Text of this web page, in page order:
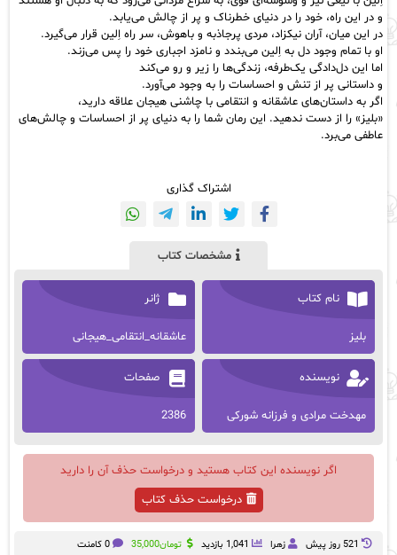
و در این راه، خود را در دنیای خطرناک و پر از چالش می‌یابد.
در این میان، آران نیکزاد، مردی پرجاذبه و باهوش، سر راه اِلین قرار می‌گیرد.
او با تمام وجود دل به اِلین می‌بندد و نامزد اجباری خود را پس می‌زند.
اما این دل‌دادگی یک‌طرفه، زندگی‌ها را زیر و رو می‌کند
و داستانی پر از تنش و احساسات را به وجود می‌آورد.
اگر به داستان‌های عاشقانه و انتقامی با چاشنی هیجان علاقه دارید،
«بلیز» را از دست ندهید. این رمان شما را به دنیای پر از احساسات و چالش‌های
عاطفی می‌برد.
اشتراک گذاری
مشخصات کتاب
نام کتاب
بلیز
ژانر
عاشقانه_انتقامی_هیجانی
نویسنده
مهدخت مرادی و فرزانه شورکی
صفحات
2386
اگر نویسنده این کتاب هستید و درخواست حذف آن را دارید
درخواست حذف کتاب
521 روز پيش زهرا 1,041 بازدید تومان35,000 0 کامنت